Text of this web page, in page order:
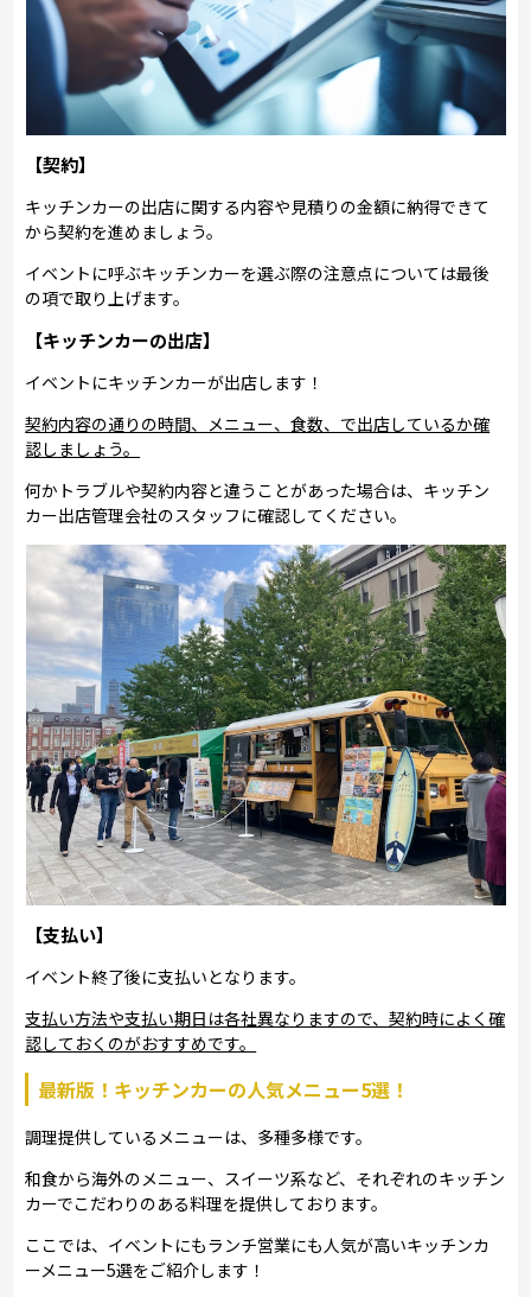
【契約】
キッチンカーの出店に関する内容や見積りの金額に納得できて
から契約を進めましょう。
イベントに呼ぶキッチンカーを選ぶ際の注意点については最後
の項で取り上げます。
【キッチンカーの出店】
イベントにキッチンカーが出店します！
契約内容の通りの時間、メニュー、食数、で出店しているか確
認しましょう。
何かトラブルや契約内容と違うことがあった場合は、キッチン
カー出店管理会社のスタッフに確認してください。
【支払い】
イベント終了後に支払いとなります。
支払い方法や支払い期日は各社異なりますので、契約時によく確
認しておくのがおすすめです。
最新版！キッチンカーの人気メニュー5選！
調理提供しているメニューは、多種多様です。
和食から海外のメニュー、スイーツ系など、それぞれのキッチン
カーでこだわりのある料理を提供しております。
ここでは、イベントにもランチ営業にも人気が高いキッチンカ
ーメニュー5選をご紹介します！